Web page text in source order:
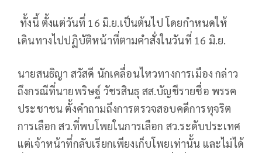
ทั้งนี้ ตั้งแต่วันที่ 16 มิ.ย.เป็นต้นไป โดยกำหนดให้
เดินทางไปปฏิบัติหน้าที่ตามคำสั่งในวันที่ 16 มิ.ย.
นายสนธิญา สวัสดี นักเคลื่อนไหวทางการเมือง กล่าว
ถึงกรณีที่นายพริษฐ์ วัชรสินธุ สส.บัญชีรายชื่อ พรรค
ประชาชน ตั้งคำถามถึงการตรวจสอบคดีการทุจริต
การเลือก สว.ที่พบโพยในการเลือก สว.ระดับประเทศ
แต่เจ้าหน้าที่กลับเรียกเพียงเก็บโพยเท่านั้น และไม่ได้